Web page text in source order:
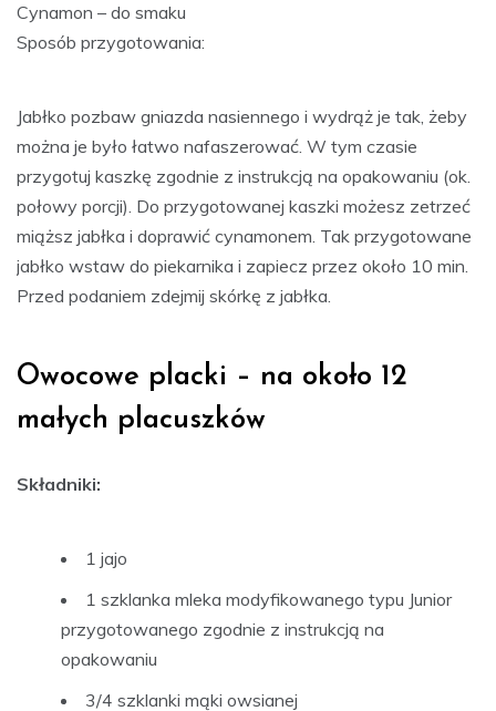
Cynamon – do smaku
Sposób przygotowania:
Jabłko pozbaw gniazda nasiennego i wydrąż je tak, żeby
można je było łatwo nafaszerować. W tym czasie
przygotuj kaszkę zgodnie z instrukcją na opakowaniu (ok.
połowy porcji). Do przygotowanej kaszki możesz zetrzeć
miąższ jabłka i doprawić cynamonem. Tak przygotowane
jabłko wstaw do piekarnika i zapiecz przez około 10 min.
Przed podaniem zdejmij skórkę z jabłka.
Owocowe placki – na około 12
małych placuszków
Składniki:
1 jajo
1 szklanka mleka modyfikowanego typu Junior
przygotowanego zgodnie z instrukcją na
opakowaniu
3/4 szklanki mąki owsianej